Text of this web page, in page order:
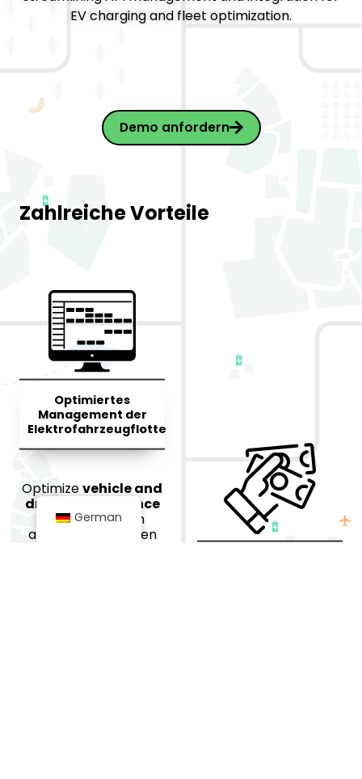
EV charging and fleet optimization.
Demo anfordern
Zahlreiche Vorteile
Optimiertes
Management der
Elektrofahrzeugflotte
Optimizevehicle and
driver performance
in real-time with
advanced, AI-driven
German